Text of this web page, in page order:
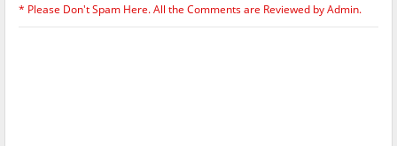
* Please Don't Spam Here. All the Comments are Reviewed by Admin.